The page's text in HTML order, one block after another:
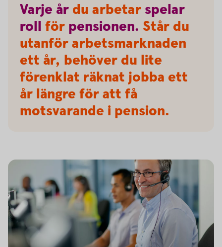
Varje år du arbetar spelar
roll för pensionen. Står du
utanför arbetsmarknaden
ett år, behöver du lite
förenklat räknat jobba ett
år längre för att få
motsvarande i pension.